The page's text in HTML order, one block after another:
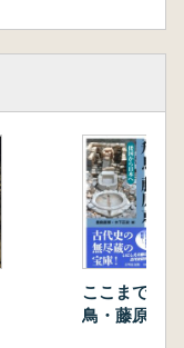
ここまでわ
鳥・藤原京